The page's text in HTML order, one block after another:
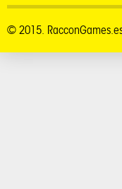
© 2015.